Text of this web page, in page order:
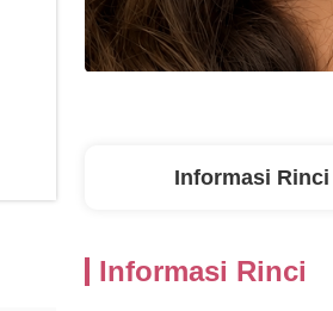
Informasi Rinci
Informasi Rinci